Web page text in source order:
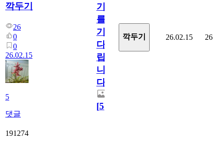
깍두기
26
0
0
26.02.15
5
댓글
기
를
기
다
립
니
다.
[5]
깍두기 26.02.15 26
191274